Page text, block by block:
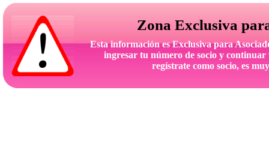
Esta información es Exclusiva para
ingresar tu número de socio y
regístrate como socio, es
Zona Exclusiva